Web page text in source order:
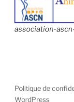
association-
Politique de
WordPress